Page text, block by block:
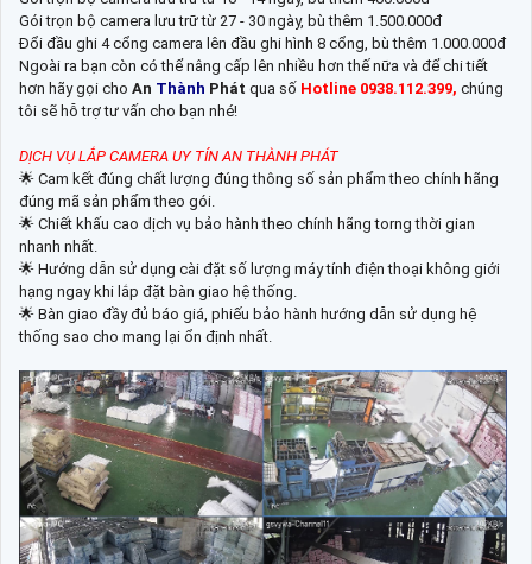
Gói trọn bộ camera lưu trữ từ 27 - 30 ngày, bù thêm 1.500.000đ
Đổi đầu ghi 4 cổng camera lên đầu ghi hình 8 cổng, bù thêm 1.000.000đ
Ngoài ra bạn còn có thể nâng cấp lên nhiều hơn thế nữa và để chi tiết
hơn hãy gọi cho An Thành Phát qua số Hotline 0938.112.399, chúng
tôi sẽ hỗ trợ tư vấn cho bạn nhé!
DỊCH VỤ LẮP CAMERA UY TÍN AN THÀNH PHÁT
🌟 Cam kết đúng chất lượng đúng thông số sản phẩm theo chính hãng
đúng mã sản phẩm theo gói.
🌟 Chiết khấu cao dịch vụ bảo hành theo chính hãng torng thời gian
nhanh nhất.
🌟 Hướng dẫn sử dụng cài đặt số lượng máy tính điện thoại không giới
hạng ngay khi lắp đặt bàn giao hệ thống.
🌟 Bàn giao đầy đủ báo giá, phiếu bảo hành hướng dẫn sử dụng hệ
thống sao cho mang lại ổn định nhất.